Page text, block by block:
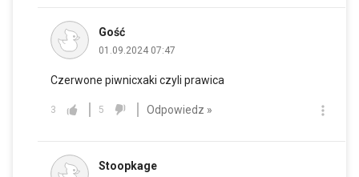
Gość
01.09.2024 07:47
Czerwone piwnicxaki czyli prawica
3 5 Odpowiedz »
Stoopkage